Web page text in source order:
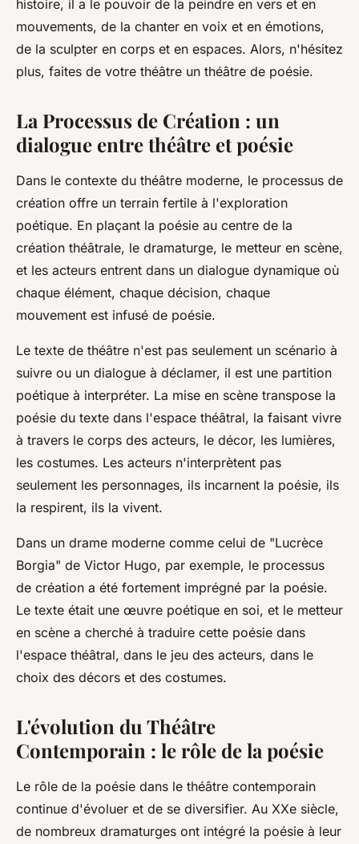
histoire, il a le pouvoir de la peindre en vers et en
mouvements, de la chanter en voix et en émotions,
de la sculpter en corps et en espaces. Alors, n'hésitez
plus, faites de votre théâtre un théâtre de poésie.
La Processus de Création : un
dialogue entre théâtre et poésie
Dans le contexte du théâtre moderne, le processus de
création offre un terrain fertile à l'exploration
poétique. En plaçant la poésie au centre de la
création théâtrale, le dramaturge, le metteur en scène,
et les acteurs entrent dans un dialogue dynamique où
chaque élément, chaque décision, chaque
mouvement est infusé de poésie.
Le texte de théâtre n'est pas seulement un scénario à
suivre ou un dialogue à déclamer, il est une partition
poétique à interpréter. La mise en scène transpose la
poésie du texte dans l'espace théâtral, la faisant vivre
à travers le corps des acteurs, le décor, les lumières,
les costumes. Les acteurs n'interprètent pas
seulement les personnages, ils incarnent la poésie, ils
la respirent, ils la vivent.
Dans un drame moderne comme celui de "Lucrèce
Borgia" de Victor Hugo, par exemple, le processus
de création a été fortement imprégné par la poésie.
Le texte était une œuvre poétique en soi, et le metteur
en scène a cherché à traduire cette poésie dans
l'espace théâtral, dans le jeu des acteurs, dans le
choix des décors et des costumes.
L'évolution du Théâtre
Contemporain : le rôle de la poésie
Le rôle de la poésie dans le théâtre contemporain
continue d'évoluer et de se diversifier. Au XXe siècle,
de nombreux dramaturges ont intégré la poésie à leur